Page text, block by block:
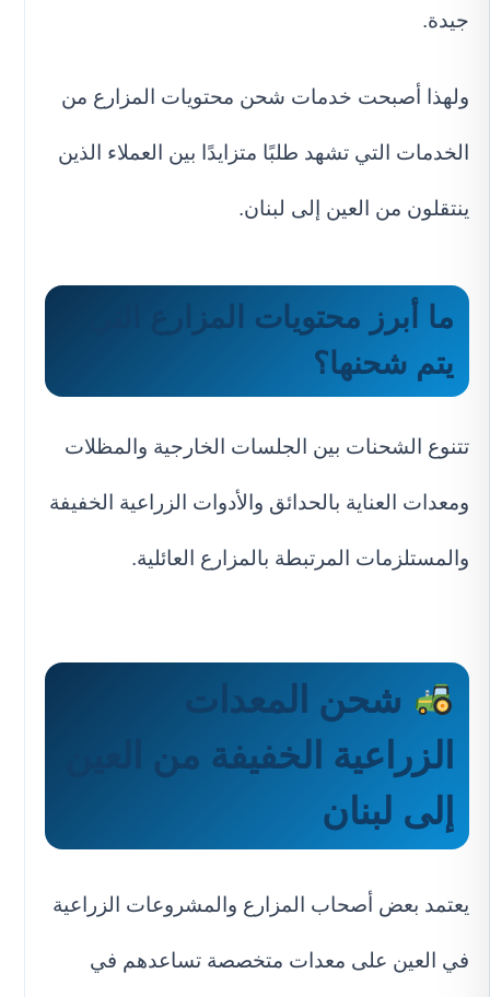
جيدة.
ولهذا أصبحت خدمات شحن محتويات المزارع من
الخدمات التي تشهد طلبًا متزايدًا بين العملاء الذين
ينتقلون من العين إلى لبنان.
ما أبرز محتويات المزارع التي
يتم شحنها؟
تتنوع الشحنات بين الجلسات الخارجية والمظلات
ومعدات العناية بالحدائق والأدوات الزراعية الخفيفة
والمستلزمات المرتبطة بالمزارع العائلية.
شحن المعدات
الزراعية الخفيفة من العين
إلى لبنان
يعتمد بعض أصحاب المزارع والمشروعات الزراعية
في العين على معدات متخصصة تساعدهم في